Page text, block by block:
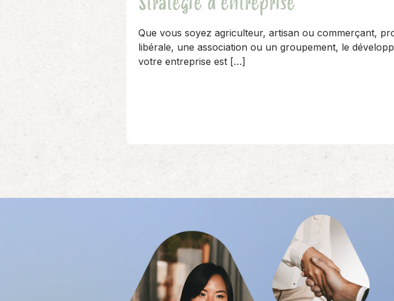
Que vous soyez agriculteur, artisan ou commerçant,
libérale, une association ou un groupement, le
votre entreprise est […]